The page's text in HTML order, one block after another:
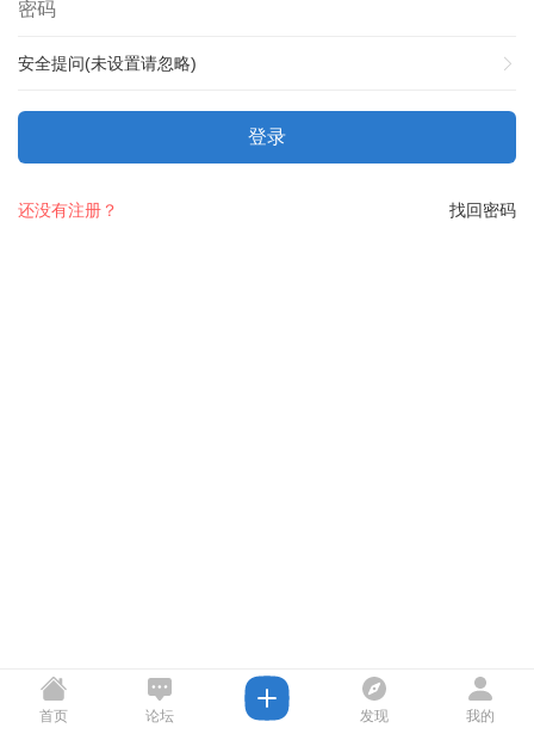
安全提问(未设置请忽略)
登录
找回密码
还没有注册？
首页 论坛 发现 我的